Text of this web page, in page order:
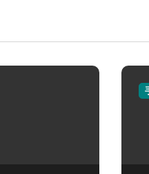
页